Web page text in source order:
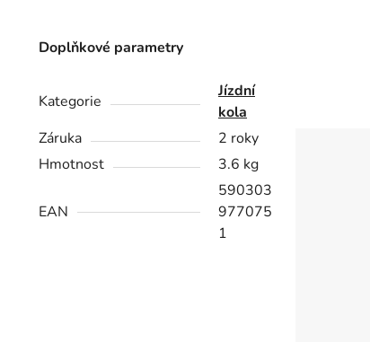
Doplňkové parametry
Kategorie
Jízdní
kola
Záruka
2 roky
Hmotnost
3.6 kg
EAN
590303
977075
1